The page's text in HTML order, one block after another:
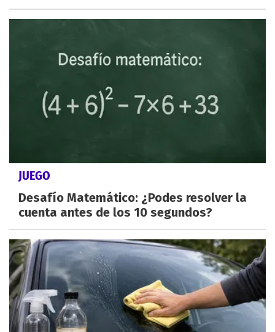
JUEGO
Desafío Matemático: ¿Podes resolver la
cuenta antes de los 10 segundos?